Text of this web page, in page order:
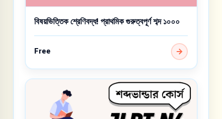
বিষয়ভিত্তিক শ্রেণিবদ্ধ! প্রাথমিক গুরুত্বপূর্ণ শব্দ ১০০০
Free